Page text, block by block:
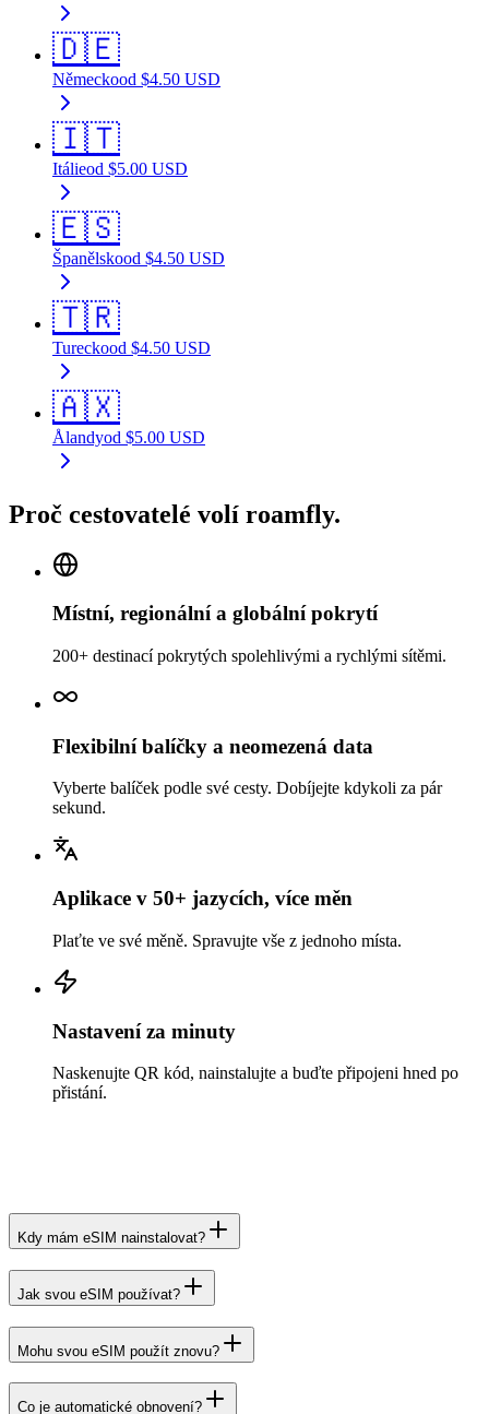
🇩🇪
Německood $4.50 USD
🇮🇹
Itálieod $5.00 USD
🇪🇸
Španělskood $4.50 USD
🇹🇷
Tureckood $4.50 USD
🇦🇽
Ålandyod $5.00 USD
Proč cestovatelé volí roamfly.
Místní, regionální a globální pokrytí
200+ destinací pokrytých spolehlivými a rychlými sítěmi.
Flexibilní balíčky a neomezená data
Vyberte balíček podle své cesty. Dobíjejte kdykoli za pár
sekund.
Aplikace v 50+ jazycích, více měn
Plaťte ve své měně. Spravujte vše z jednoho místa.
Nastavení za minuty
Naskenujte QR kód, nainstalujte a buďte připojeni hned po
přistání.
Kdy mám eSIM nainstalovat?
Jak svou eSIM používat?
Mohu svou eSIM použít znovu?
Co je automatické obnovení?